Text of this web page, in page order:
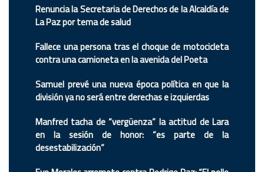
Renuncia la Secretaria de Derechos de la Alcaldía de
La Paz por tema de salud
Fallece una persona tras el choque de motocicleta
contra una camioneta en la avenida del Poeta
Samuel prevé una nueva época política en que la
división ya no será entre derechas e izquierdas
Manfred tacha de “vergüenza” la actitud de Lara
en la sesión de honor: “es parte de la
desestabilización”